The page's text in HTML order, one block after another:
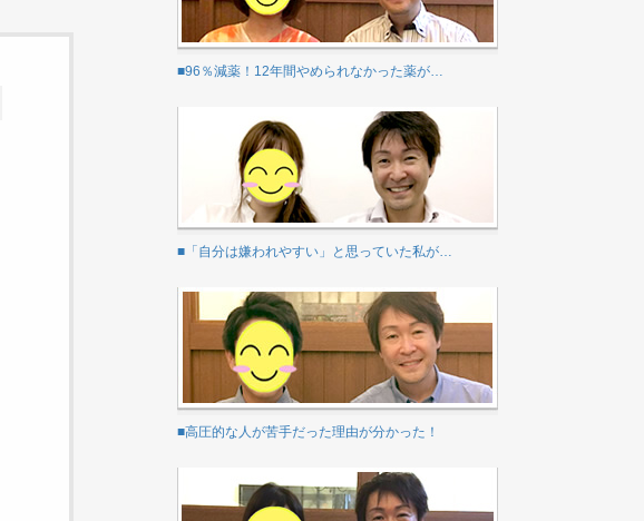
■96％減薬！12年間やめられなかった薬が…
■「自分は嫌われやすい」と思っていた私が…
■高圧的な人が苦手だった理由が分かった！